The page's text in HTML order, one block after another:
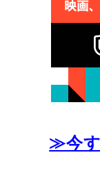
≫今